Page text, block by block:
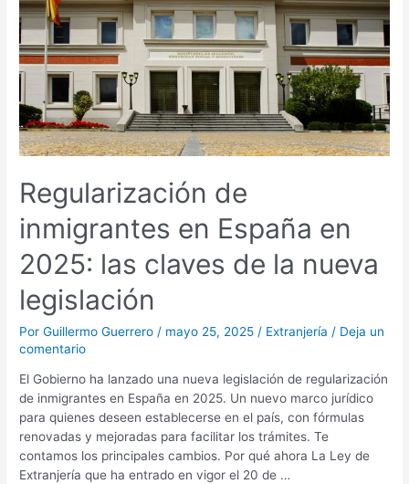
Regularización de
inmigrantes en España en
2025: las claves de la nueva
legislación
PorGuillermo Guerrero / mayo 25, 2025 / Extranjería / Deja un
comentario
El Gobierno ha lanzado una nueva legislación de regularización
de inmigrantes en España en 2025. Un nuevo marco jurídico
para quienes deseen establecerse en el país, con fórmulas
renovadas y mejoradas para facilitar los trámites. Te
contamos los principales cambios. Por qué ahora La Ley de
Extranjería que ha entrado en vigor el 20 de …
España
en
2025:
las
de
la
nueva